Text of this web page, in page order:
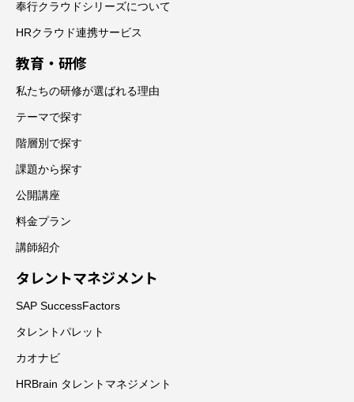
奉行クラウドシリーズについて
HRクラウド連携サービス
教育・研修
私たちの研修が選ばれる理由
テーマで探す
階層別で探す
課題から探す
公開講座
料金プラン
講師紹介
タレントマネジメント
SAP SuccessFactors
タレントパレット
カオナビ
HRBrain タレントマネジメント